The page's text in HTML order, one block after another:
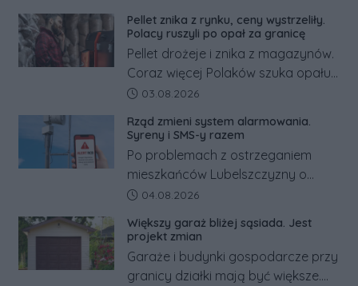
tym zmianom zyskają.
Pellet znika z rynku, ceny wystrzeliły.
Polacy ruszyli po opał za granicę
Pellet drożeje i znika z magazynów.
Coraz więcej Polaków szuka opału
za granicą, gdzie bywa nawet
Co się dzieje?
Data dodania artykułu:
03.08.2026
Rząd zmieni system alarmowania.
Syreny i SMS-y razem
Po problemach z ostrzeganiem
mieszkańców Lubelszczyzny o
rosyjskim zagrożeniu rząd
alarmowych, alertów RCB i aplikacji
w jeden system.
Data dodania artykułu:
04.08.2026
Większy garaż bliżej sąsiada. Jest
projekt zmian
Garaże i budynki gospodarcze przy
granicy działki mają być większe.